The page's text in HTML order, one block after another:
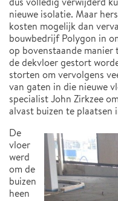
nieuwe isolatie. Maar
kosten mogelijk dan
bouwbedrijf Polygon in
op bovenstaande manier
de dekvloer gestort
storten om vervolgens
van gaten in die nieuwe
specialist John Zirkzee
alvast buizen te plaatsen
De
vloer
werd
om de
buizen
heen